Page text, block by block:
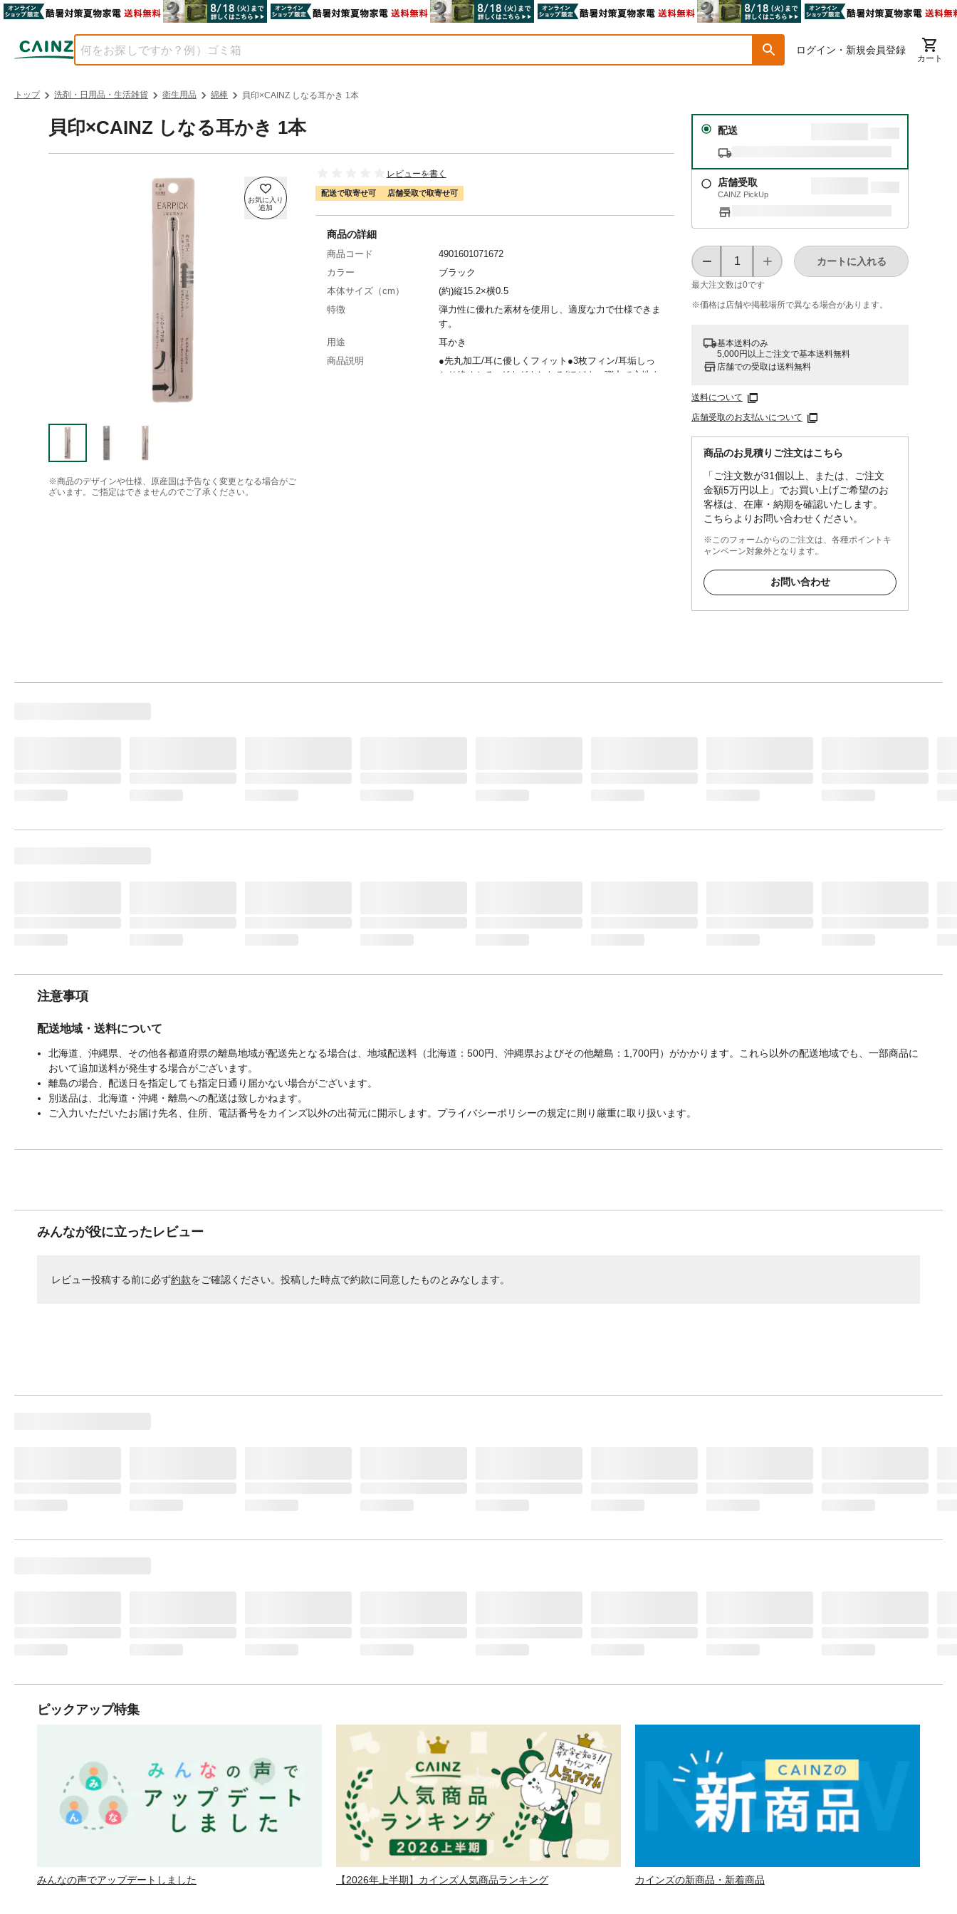
ログイン・新規会員登録
カート
トップ 洗剤・日用品・生活雑貨 衛生用品 綿棒 貝印×CAINZ しなる耳かき 1本
貝印×CAINZ しなる耳かき 1本
※商品のデザインや仕様、原産国は予告なく変更となる場合がご
ざいます。ご指定はできませんのでご了承ください。
レビューを書く
配送で取寄せ可 店舗受取で取寄せ可
配送
店舗受取
CAINZ PickUp
最大注文数は0です
カートに入れる
※価格は​店舗や​掲載場所で​異なる​場合が​あります。
基本送料のみ
5,000円以上ご注文で基本送料無料
店舗での受取は送料無料
送料について
店舗受取のお支払いについて
商品のお見積りご注文はこちら
「ご注文数が31個以上、または、ご注文
金額5万円以上」でお買い上げご希望のお
客様は、在庫・納期を確認いたします。
こちらよりお問い合わせください。
※このフォームからのご注文は、各種ポイントキ
ャンペーン対象外となります。
お問い合わせ
商品の詳細
商品コード
4901601071672
カラー
ブラック
本体サイズ（cm）
(約)縦15.2×横0.5
特徴
弾力性に優れた素材を使用し、適度な力で仕様できま
す。
用途
耳かき
商品説明
●先丸加工/耳に優しくフィット●3枚フィン/耳垢しっ
かり絡めとる●グネグネしなる/ほどよい弾力で心地よ
注意事項
配送地域・送料について
北海道、沖縄県、その他各都道府県の離島地域が配送先となる場合は、地域配送料（北海道：500円、沖縄県およびその他離島：1,700円）がかかります。これら以外の配送地域でも、一部商品に
おいて追加送料が発生する場合がございます。
離島の場合、配送日を指定しても指定日通り届かない場合がございます。
別送品は、北海道・沖縄・離島への配送は致しかねます。
ご入力いただいたお届け先名、住所、電話番号をカインズ以外の出荷元に開示します。プライバシーポリシーの規定に則り厳重に取り扱います。
みんなが役に立ったレビュー
レビュー投稿する前に必ず約款をご確認ください。投稿した時点で約款に同意したものとみなします。
ピックアップ特集
みんなの声でアップデートしました 【2026年上半期】カインズ人気商品ランキング カインズの新商品・新着商品